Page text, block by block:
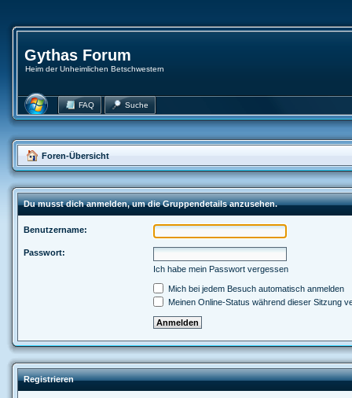
Gythas Forum
Heim der Unheimlichen Betschwestern
FAQ Suche
Foren-Übersicht
Du musst dich anmelden, um die Gruppendetails anzusehen.
Benutzername:
Passwort:
Ich habe mein Passwort vergessen
Mich bei jedem Besuch automatisch anmelden
Meinen Online-Status während dieser Sitzung
Registrieren